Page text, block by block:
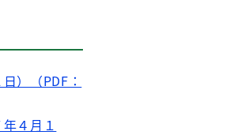
）（PDF：
４月１